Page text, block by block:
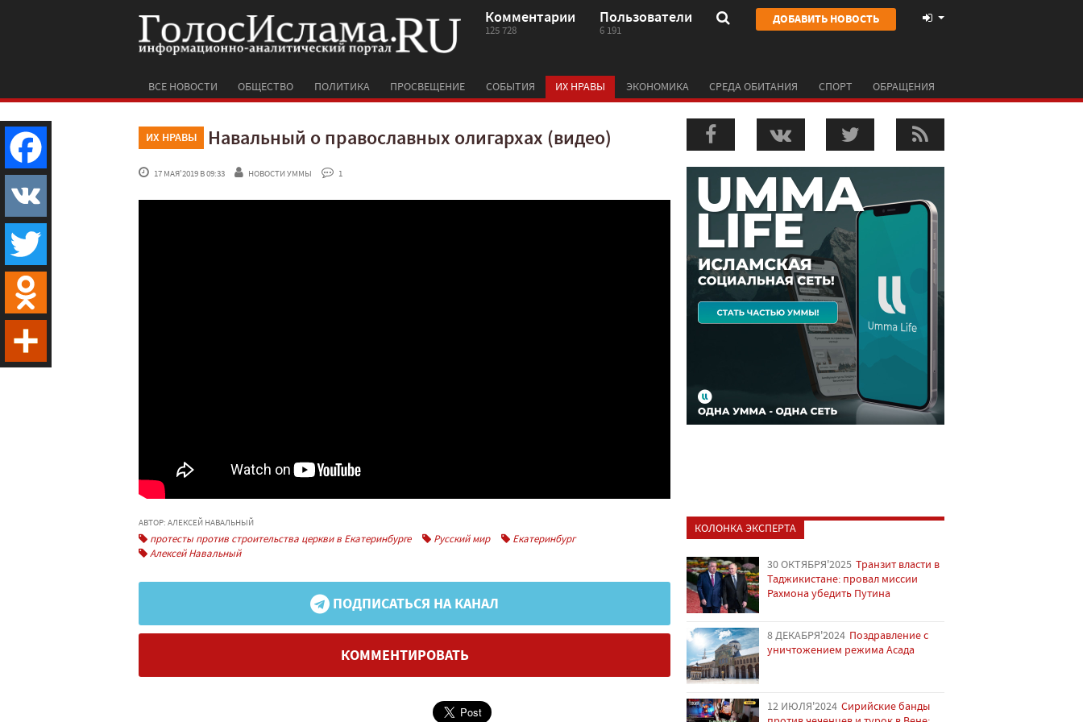
Комментарии
125 728
Пользователи
6 191
ДОБАВИТЬ НОВОСТЬ
ВСЕ НОВОСТИ ОБЩЕСТВО ПОЛИТИКА ПРОСВЕЩЕНИЕ СОБЫТИЯ ИХ НРАВЫ ЭКОНОМИКА СРЕДА ОБИТАНИЯ СПОРТ ОБРАЩЕНИЯ
ИХ НРАВЫ Навальный о православных олигархах (видео)
17 МАЯ'2019 В 09:33 НОВОСТИ УММЫ 1
АВТОР: АЛЕКСЕЙ НАВАЛЬНЫЙ
протесты против строительства церкви в Екатеринбурге Русский мир
Екатеринбург
Алексей Навальный
ПОДПИСАТЬСЯ НА КАНАЛ
КОММЕНТИРОВАТЬ
КОЛОНКА ЭКСПЕРТА
30 ОКТЯБРЯ'2025 Транзит власти в
Таджикистане: провал миссии
Рахмона убедить Путина
8 ДЕКАБРЯ'2024 Поздравление с
уничтожением режима Асада
12 ИЮЛЯ'2024 Сирийские банды
Facebook
VK
Twitter
Odnoklassniki